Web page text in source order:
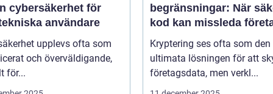
cybersäkerhet för
användare
upplevs ofta som
och överväldigande,
för...
begränsningar: När
kod kan missleda
Kryptering ses ofta som den
ultimata lösningen för att
företagsdata, men verkl...